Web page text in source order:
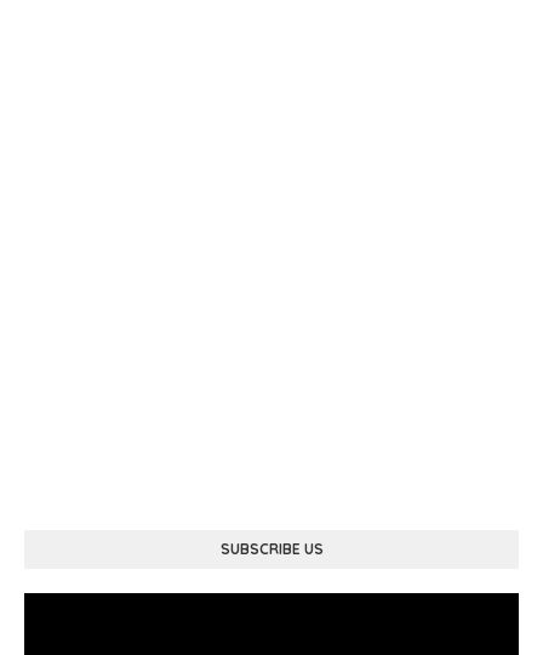
SUBSCRIBE US